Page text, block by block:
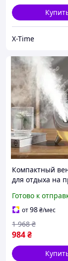
X-Time
Компактный
для отдыха на
охладителем
79
Готово к
от98₴/мес
984₴
1 968 ₴